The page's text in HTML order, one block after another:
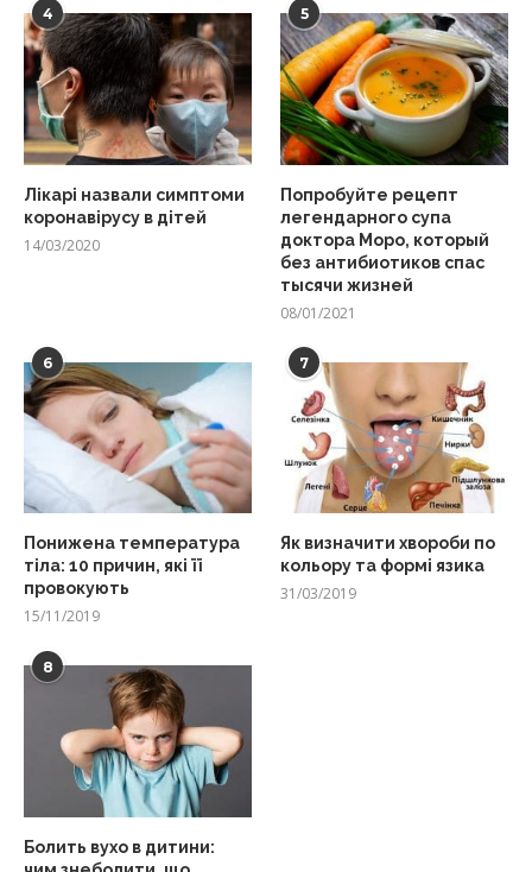
4
Лікарі назвали симптоми
коронавірусу в дітей
14/03/2020
5
Попробуйте рецепт
легендарного супа
доктора Моро, который
без антибиотиков спас
тысячи жизней
08/01/2021
6
Понижена температура
тіла: 10 причин, які її
провокують
15/11/2019
7
Як визначити хвороби по
кольору та формі язика
31/03/2019
8
Болить вухо в дитини: